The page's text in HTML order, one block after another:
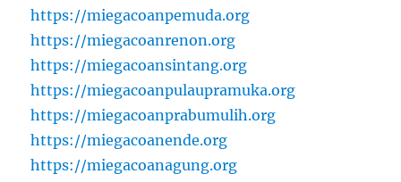
https://miegacoanpemuda.org
https://miegacoanrenon.org
https://miegacoansintang.org
https://miegacoanpulaupramuka.org
https://miegacoanprabumulih.org
https://miegacoanende.org
https://miegacoanagung.org